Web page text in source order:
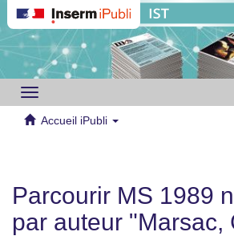
Toggle
navigation
Accueil iPubli
Parcourir MS 1989
par auteur "Marsac,